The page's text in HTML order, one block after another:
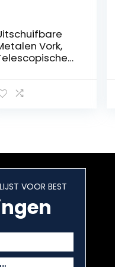
Vork,
Barbecue
Diner
VOOR BEST